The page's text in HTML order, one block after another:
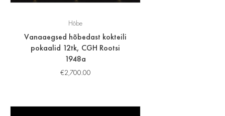
Hõbe
Vanaaegsed hõbedast kokteili
pokaalid 12tk, CGH Rootsi
1948a
€2,700.00